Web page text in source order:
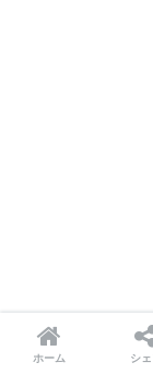
ホーム シ